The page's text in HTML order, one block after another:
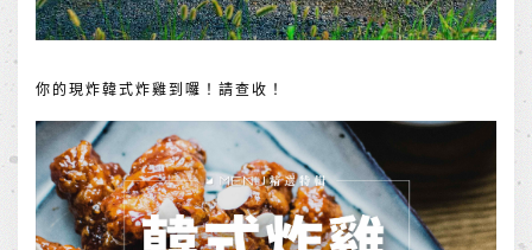
你的現炸韓式炸雞到囉！請查收！